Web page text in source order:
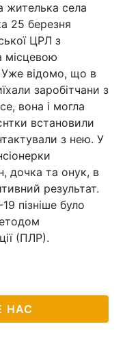
жителька села
25 березня
ЦРЛ з
місцевою
відомо, що в
заробітчани з
вона і могла
встановили
з нею. У
дочка та онук, в
результат.
пізніше було
(ПЛР).
НАС